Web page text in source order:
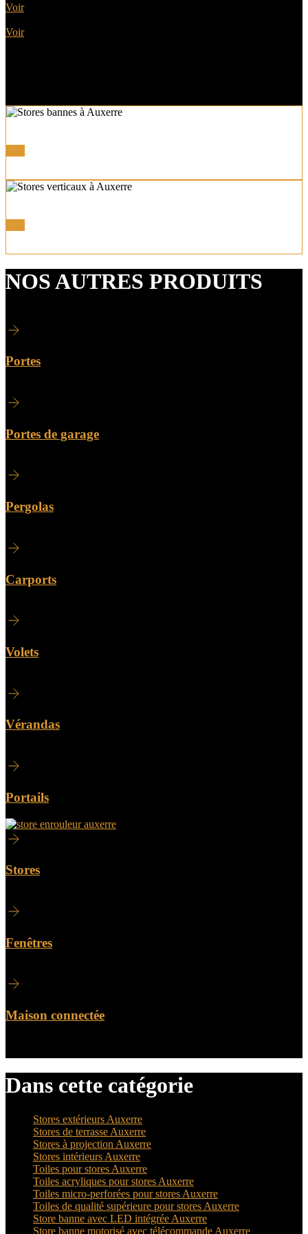
Voir
Voir
NOS AUTRES PRODUITS
Portes
Portes de garage
Pergolas
Carports
Volets
Vérandas
Portails
Stores
Fenêtres
Maison connectée
Dans cette catégorie
Stores extérieurs Auxerre
Stores de terrasse Auxerre
Stores à projection Auxerre
Stores intérieurs Auxerre
Toiles pour stores Auxerre
Toiles acryliques pour stores Auxerre
Toiles micro-perforées pour stores Auxerre
Toiles de qualité supérieure pour stores Auxerre
Store banne avec LED intégrée Auxerre
Store banne motorisé avec télécommande Auxerre